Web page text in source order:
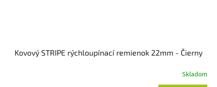
Kovový STRIPE rýchloupínací remienok 22mm - Čierny
Skladom